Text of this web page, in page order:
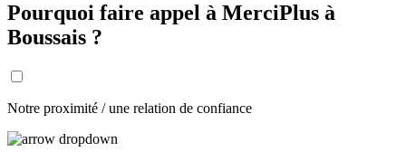
Pourquoi faire appel à MerciPlus à
Boussais ?
Notre proximité / une relation de confiance